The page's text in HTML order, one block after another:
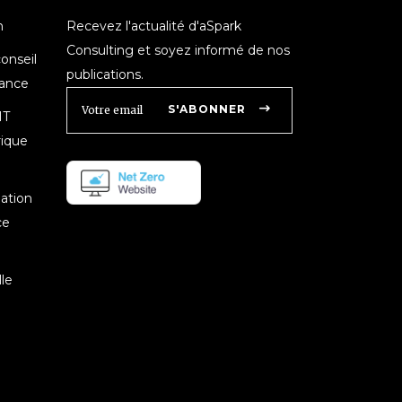
Recevez l'actualité d'aSpark
Consulting et soyez informé de nos
publications.
S'ABONNER